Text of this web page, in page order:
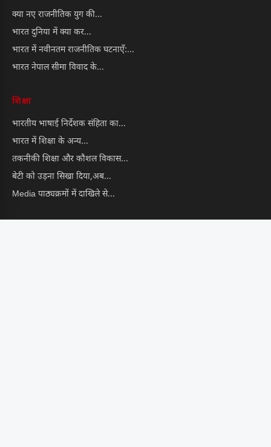
क्या नए राजनीतिक युग की...
भारत दुनिया में क्या कर...
भारत में नवीनतम राजनीतिक घटनाएँ:...
भारत नेपाल सीमा विवाद के...
शिक्षा
भारतीय भाषाई निर्देशक संहिता का...
भारत में शिक्षा के अन्य...
तकनीकी शिक्षा और कौशल विकास...
बेटी को उड़ना सिखा दिया,अब...
Media पाठ्यक्रमों में दाखिले से...